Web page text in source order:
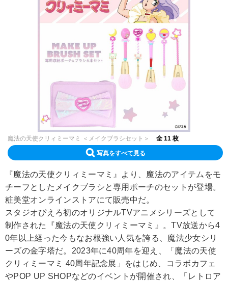
魔法の天使クリィミーマミ ＜メイクブラシセット＞ 全 11 枚
写真をすべて見る
『魔法の天使クリィミーマミ』より、魔法のアイテムをモ
チーフとしたメイクブラシと専用ポーチのセットが登場。
粧美堂オンラインストアにて販売中だ。
スタジオぴえろ初のオリジナルTVアニメシリーズとして
制作された『魔法の天使クリィミーマミ』。TV放送から4
0年以上経った今もなお根強い人気を誇る、魔法少女シリ
ーズの金字塔だ。2023年に40周年を迎え、「魔法の天使
クリィミーマミ 40周年記念展」をはじめ、コラボカフェ
やPOP UP SHOPなどのイベントが開催され、「レトロア